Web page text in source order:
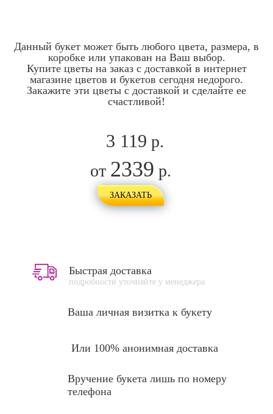
Данный букет может быть любого цвета, размера, в
коробке или упакован на Ваш выбор.
Купите цветы на заказ с доставкой в интернет
магазине цветов и букетов сегодня недорого.
Закажите эти цветы с доставкой и сделайте ее
счастливой!
3 119 р.
от 2339 р.
ЗАКАЗАТЬ
Быстрая доставка
подробности уточняйте у менеджера
Ваша личная визитка к букету
Или 100% анонимная доставка
Вручение букета лишь по номеру
телефона